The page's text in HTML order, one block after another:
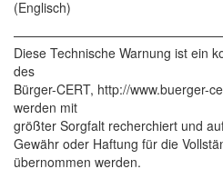
(Englisch)
Diese Technische Warnung ist ein
des
Bürger-CERT, http://www.buerger-
werden mit
größter Sorgfalt recherchiert und
Gewähr oder Haftung für die
übernommen werden.